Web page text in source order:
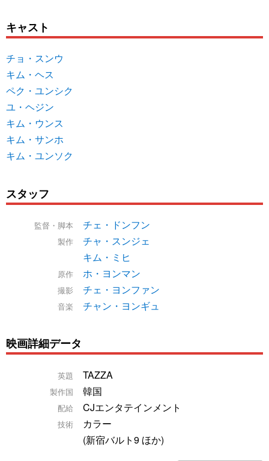
キャスト
チョ・スンウ
キム・ヘス
ペク・ユンシク
ユ・ヘジン
キム・ウンス
キム・サンホ
キム・ユンソク
スタッフ
監督・脚本 チェ・ドンフン
製作
チャ・スンジェ
キム・ミヒ
原作 ホ・ヨンマン
撮影 チェ・ヨンファン
音楽 チャン・ヨンギュ
映画詳細データ
英題 TAZZA
製作国 韓国
配給 CJエンタテインメント
技術
カラー
(新宿バルト9 ほか)